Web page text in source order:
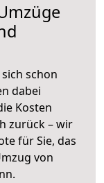
schon
dabei
Kosten
zurück – wir
für Sie, das
von